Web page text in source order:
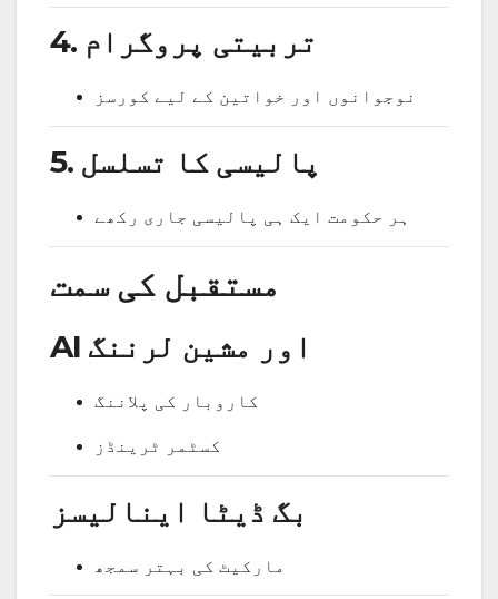
4. تربیتی پروگرام
نوجوانوں اور خواتین کے لیے کورسز
5. پالیسی کا تسلسل
ہر حکومت ایک ہی پالیسی جاری رکھے
مستقبل کی سمت
AI اور مشین لرننگ
کاروبار کی پلاننگ
کسٹمر ٹرینڈز
بگ ڈیٹا اینالیسز
مارکیٹ کی بہتر سمجھ